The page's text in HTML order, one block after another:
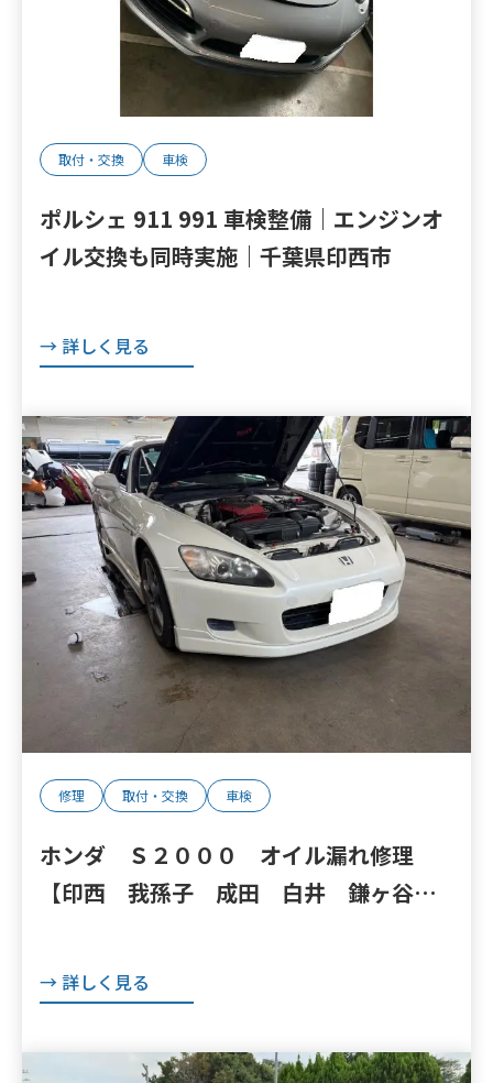
取付・交換 車検
ポルシェ 911 991 車検整備｜エンジンオ
イル交換も同時実施｜千葉県印西市
→ 詳しく見る
修理 取付・交換 車検
ホンダ Ｓ２０００ オイル漏れ修理
【印西 我孫子 成田 白井 鎌ヶ谷
ンナーへ！】
→ 詳しく見る